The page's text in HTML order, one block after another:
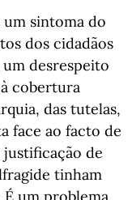
um sintoma do
dos cidadãos
desrespeito
cobertura
das tutelas,
face ao facto de
de
tinham